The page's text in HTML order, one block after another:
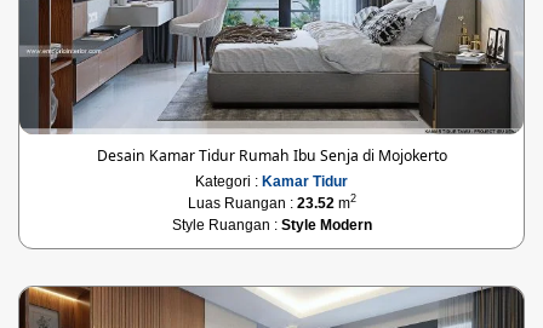
Desain Kamar Tidur Rumah Ibu Senja di Mojokerto
Kategori : Kamar Tidur
Luas Ruangan : 23.52m2
Style Ruangan : Style Modern